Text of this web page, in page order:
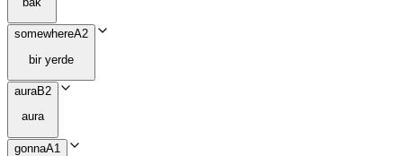
somewhereA2
bir yerde
auraB2
aura
gonnaA1